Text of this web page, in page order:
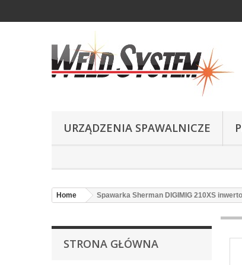
URZĄDZENIA SPAWALNICZE
Home Spawarka Sherman DIGIMIG 210XS
STRONA GŁÓWNA